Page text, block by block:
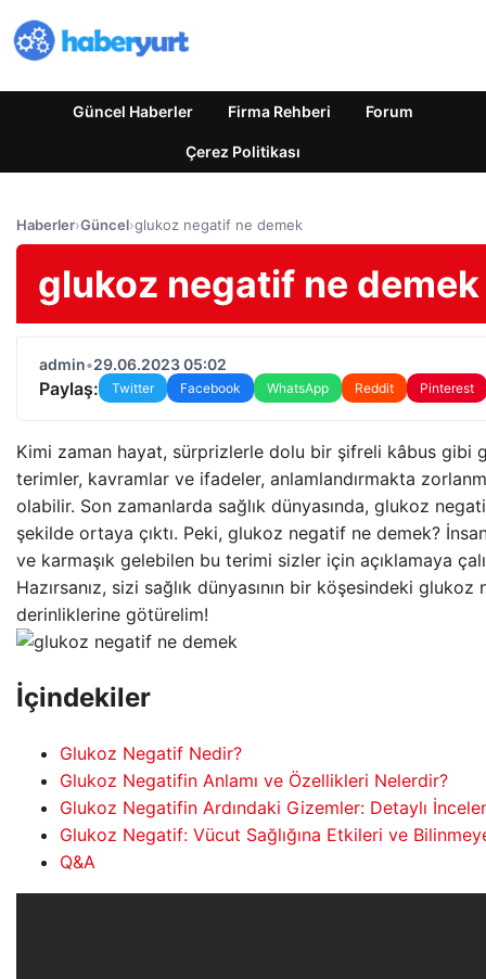
Güncel Haberler Firma Rehberi Forum
Çerez Politikası
Haberler›Güncel›glukoz negatif ne demek
glukoz negatif ne demek
admin•29.06.2023 05:02
Paylaş: Twitter Facebook WhatsApp Reddit Pinterest
Kimi zaman hayat, sürprizlerle dolu bir şifreli kâbus gibi
terimler, kavramlar ve ifadeler, anlamlandırmakta
olabilir. Son zamanlarda sağlık dünyasında, glukoz
şekilde ortaya çıktı. Peki, glukoz negatif ne demek?
ve karmaşık gelebilen bu terimi sizler için açıklamaya
Hazırsanız, sizi sağlık dünyasının bir köşesindeki glukoz
derinliklerine götürelim!
İçindekiler
Glukoz Negatif Nedir?
Glukoz Negatifin Anlamı ve Özellikleri Nelerdir?
Glukoz Negatifin Ardındaki Gizemler: Detaylı
Glukoz Negatif: Vücut Sağlığına Etkileri ve
Q&A